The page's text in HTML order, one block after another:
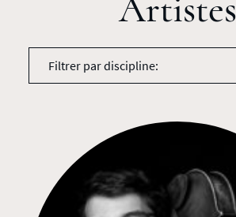
Artistes
Filtrer par discipline: